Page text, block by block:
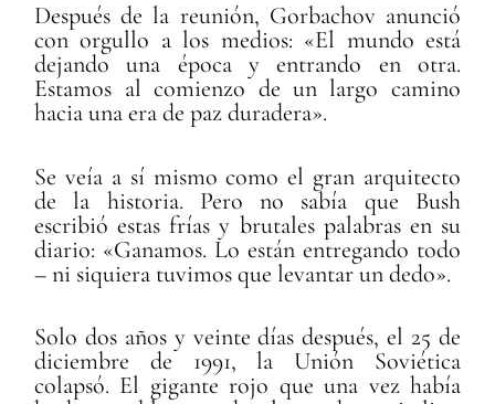
Después de la reunión, Gorbachov anunció
con orgullo a los medios: «El mundo está
dejando una época y entrando en otra.
Estamos al comienzo de un largo camino
hacia una era de paz duradera».
Se veía a sí mismo como el gran arquitecto
de la historia. Pero no sabía que Bush
escribió estas frías y brutales palabras en su
diario: «Ganamos. Lo están entregando todo
– ni siquiera tuvimos que levantar un dedo».
Solo dos años y veinte días después, el 25 de
diciembre de 1991, la Unión Soviética
colapsó. El gigante rojo que una vez había